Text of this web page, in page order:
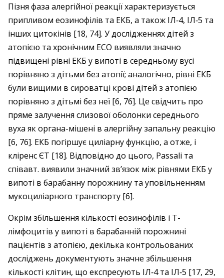
Пізня фаза алергійної реакції характеризується
припливом еозинофілів та EКБ, а також IЛ‑4, IЛ‑5 та
інших цитокінів [18, 74]. У дослідженнях дітей з
атопією та хронічним ЕСО виявляли значно
підвищені рівні EКБ у випоті в середньому вусі
порівняно з дітьми без атопії; аналогічно, рівні EКБ
були вищими в сироватці крові дітей з атопією
порівняно з дітьмі без неї [6, 76]. Це свідчить про
пряме залучення слизової оболонки середнього
вуха як органа-мішені в алергійну запальну реакцію
[6, 76]. EКБ погіршує циліарну функцію, а отже, і
кліренс ЄT [18]. Відповідно до цього, Passali та
співавт. виявили значний зв’язок між рівнями EКБ у
випоті в барабанну порожнину та уповільненням
мукоциліарного транспорту [6].
Окрім збільшення кількості еозинофілів і Т-
лімфоцитів у випоті в барабанній порожнині
пацієнтів з атопією, декілька контрольованих
досліджень документують значне збільшення
кількості клітин, що експресують IЛ‑4 та IЛ‑5 [17, 29,